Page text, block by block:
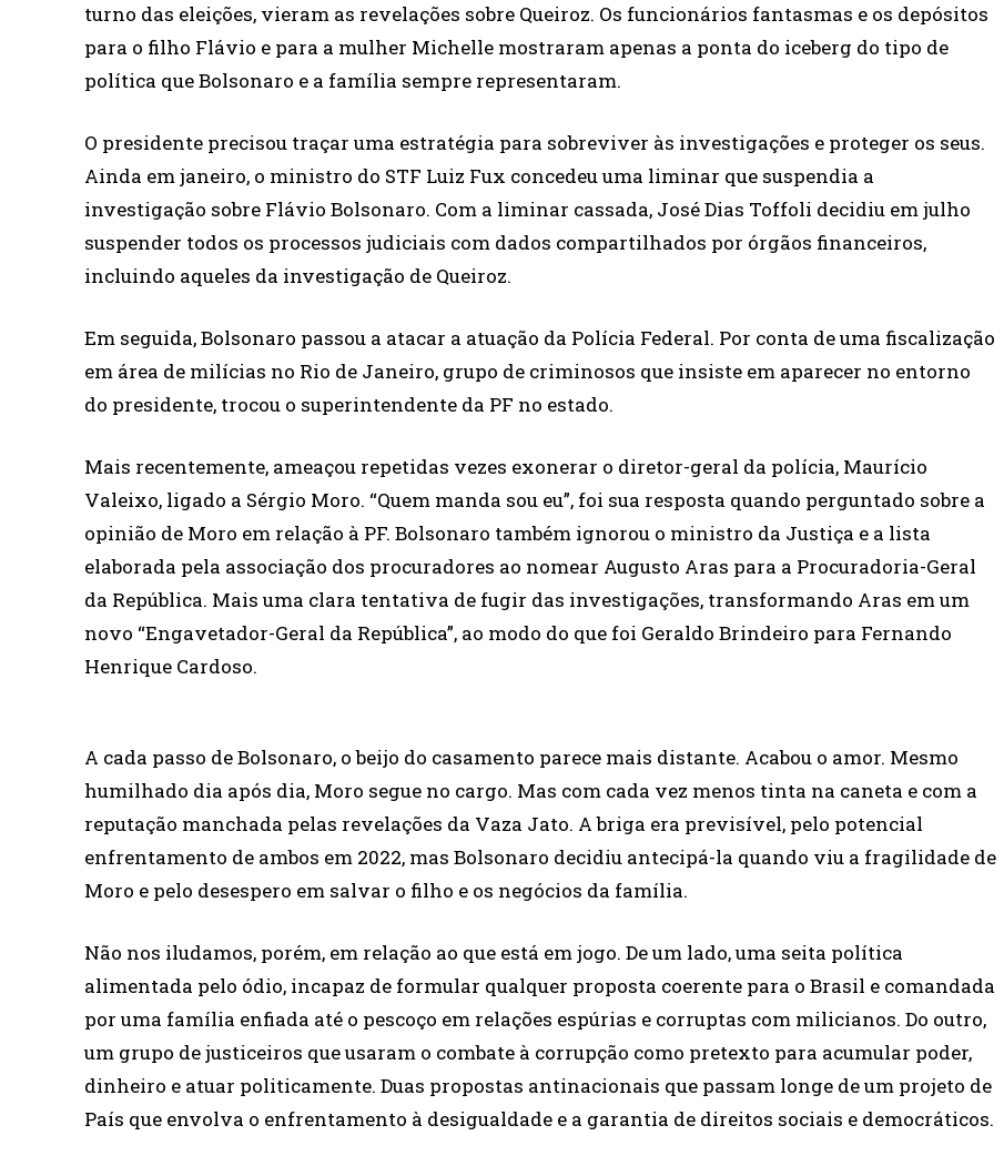
turno das eleições, vieram as revelações sobre Queiroz. Os funcionários fantasmas e os depósitos
para o filho Flávio e para a mulher Michelle mostraram apenas a ponta do iceberg do tipo de
política que Bolsonaro e a família sempre representaram.
O presidente precisou traçar uma estratégia para sobreviver às investigações e proteger os seus.
Ainda em janeiro, o ministro do STF Luiz Fux concedeu uma liminar que suspendia a
investigação sobre Flávio Bolsonaro. Com a liminar cassada, José Dias Toffoli decidiu em julho
suspender todos os processos judiciais com dados compartilhados por órgãos financeiros,
incluindo aqueles da investigação de Queiroz.
Em seguida, Bolsonaro passou a atacar a atuação da Polícia Federal. Por conta de uma fiscalização
em área de milícias no Rio de Janeiro, grupo de criminosos que insiste em aparecer no entorno
do presidente, trocou o superintendente da PF no estado.
Mais recentemente, ameaçou repetidas vezes exonerar o diretor-geral da polícia, Maurício
Valeixo, ligado a Sérgio Moro. “Quem manda sou eu”, foi sua resposta quando perguntado sobre a
opinião de Moro em relação à PF. Bolsonaro também ignorou o ministro da Justiça e a lista
elaborada pela associação dos procuradores ao nomear Augusto Aras para a Procuradoria-Geral
da República. Mais uma clara tentativa de fugir das investigações, transformando Aras em um
novo “Engavetador-Geral da República”, ao modo do que foi Geraldo Brindeiro para Fernando
Henrique Cardoso.
A cada passo de Bolsonaro, o beijo do casamento parece mais distante. Acabou o amor. Mesmo
humilhado dia após dia, Moro segue no cargo. Mas com cada vez menos tinta na caneta e com a
reputação manchada pelas revelações da Vaza Jato. A briga era previsível, pelo potencial
enfrentamento de ambos em 2022, mas Bolsonaro decidiu antecipá-la quando viu a fragilidade de
Moro e pelo desespero em salvar o filho e os negócios da família.
Não nos iludamos, porém, em relação ao que está em jogo. De um lado, uma seita política
alimentada pelo ódio, incapaz de formular qualquer proposta coerente para o Brasil e comandada
por uma família enfiada até o pescoço em relações espúrias e corruptas com milicianos. Do outro,
um grupo de justiceiros que usaram o combate à corrupção como pretexto para acumular poder,
dinheiro e atuar politicamente. Duas propostas antinacionais que passam longe de um projeto de
País que envolva o enfrentamento à desigualdade e a garantia de direitos sociais e democráticos.